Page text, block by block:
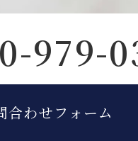
979-
合わせフォーム